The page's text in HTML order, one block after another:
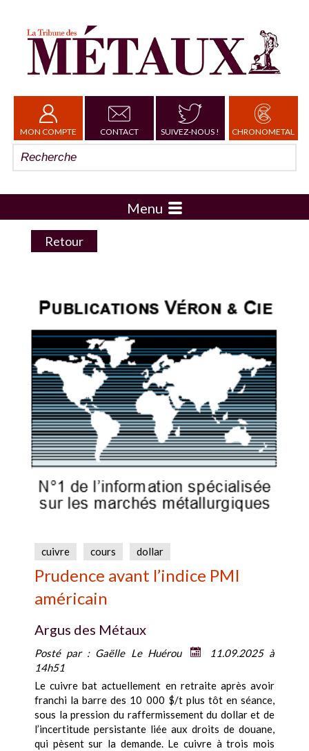
MON COMPTE CONTACT SUIVEZ-NOUS ! CHRONOMETAL
Menu
Retour
cuivre cours dollar
Prudence avant l’indice PMI
américain
Argus des Métaux
Posté par : Gaëlle Le Huérou
11.09.2025 à
14h51
Le cuivre bat actuellement en retraite après avoir
franchi la barre des 10 000 $/t plus tôt en séance,
sous la pression du raffermissement du dollar et de
l’incertitude persistante liée aux droits de douane,
qui pèsent sur la demande. Le cuivre à trois mois